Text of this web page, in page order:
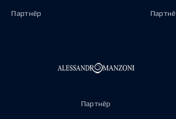
Партнёр
Партнёр